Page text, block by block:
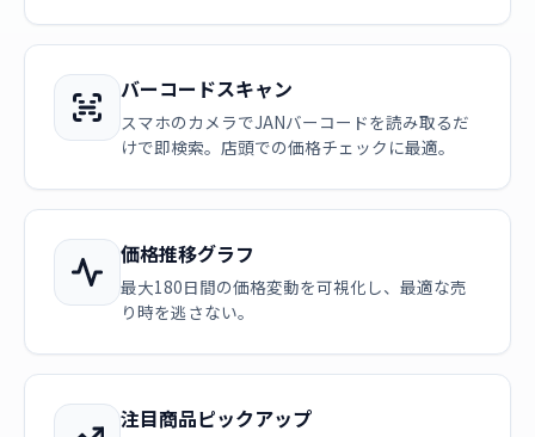
バーコードスキャン
スマホのカメラでJANバーコードを読み取るだ
けで即検索。店頭での価格チェックに最適。
価格推移グラフ
最大180日間の価格変動を可視化し、最適な売
り時を逃さない。
注目商品ピックアップ